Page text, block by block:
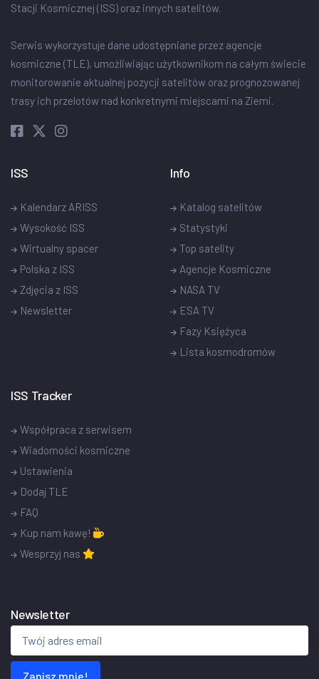
Stacji Kosmicznej (ISS) oraz innych satelitów.
Serwis wykorzystuje dane udostępniane przez agencje
kosmiczne (TLE), umożliwiając użytkownikom na całym świecie
monitorowanie aktualnej pozycji satelitów oraz prognozowanej
trasy ich przelotów nad konkretnymi miejscami na Ziemi.
ISS
Kalendarz ARISS
Wysokość ISS
Wirtualny spacer
Polska z ISS
Zdjęcia z ISS
Newsletter
Info
Katalog satelitów
Statystyki
Top satelity
Agencje Kosmiczne
NASA TV
ESA TV
Fazy Księżyca
Lista kosmodromów
ISS Tracker
Współpraca z serwisem
Wiadomości kosmiczne
Ustawienia
Dodaj TLE
FAQ
Kup nam kawę!
Wesprzyj nas
Newsletter
Zapisz mnie!